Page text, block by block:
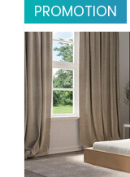
PROMOTION